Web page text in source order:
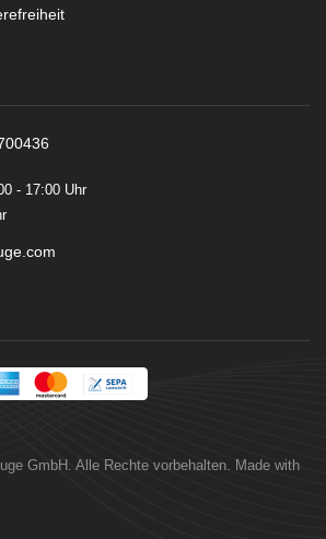
- 17:00 Uhr
GmbH. Alle Rechte vorbehalten. Made with